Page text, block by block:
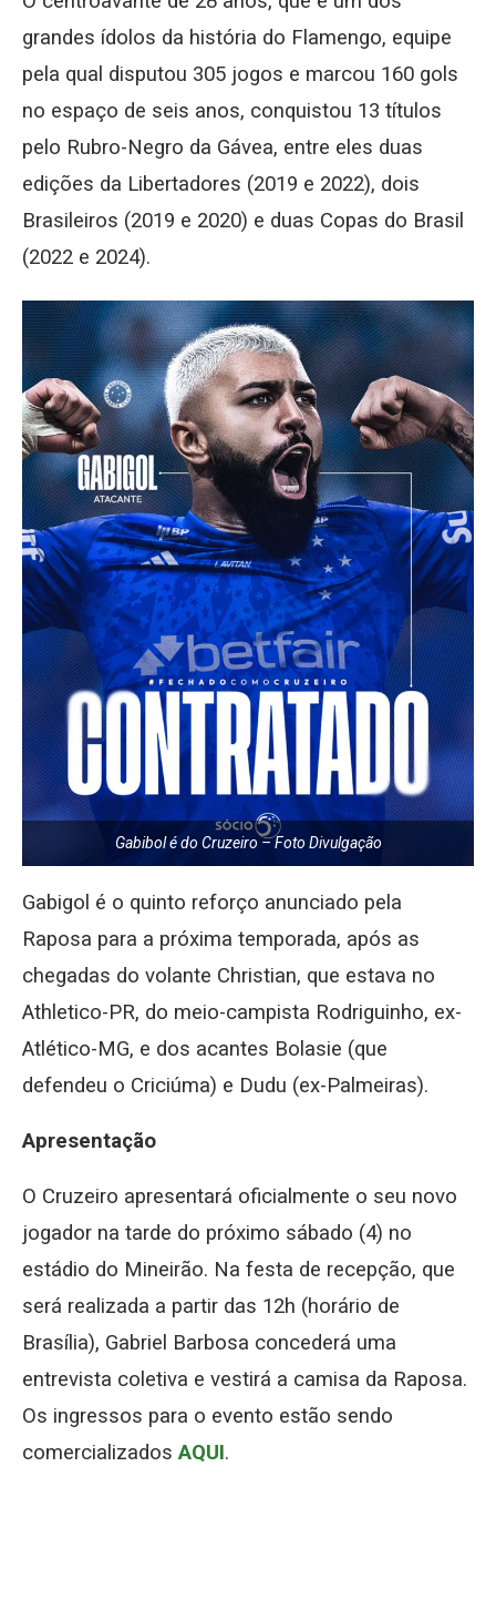
grandes ídolos da história do Flamengo, equipe
pela qual disputou 305 jogos e marcou 160 gols
no espaço de seis anos, conquistou 13 títulos
pelo Rubro-Negro da Gávea, entre eles duas
edições da Libertadores (2019 e 2022), dois
Brasileiros (2019 e 2020) e duas Copas do Brasil
(2022 e 2024).
Gabibol é do Cruzeiro – Foto Divulgação
Gabigol é o quinto reforço anunciado pela
Raposa para a próxima temporada, após as
chegadas do volante Christian, que estava no
Athletico-PR, do meio-campista Rodriguinho, ex-
Atlético-MG, e dos acantes Bolasie (que
defendeu o Criciúma) e Dudu (ex-Palmeiras).
Apresentação
O Cruzeiro apresentará oficialmente o seu novo
jogador na tarde do próximo sábado (4) no
estádio do Mineirão. Na festa de recepção, que
será realizada a partir das 12h (horário de
Brasília), Gabriel Barbosa concederá uma
entrevista coletiva e vestirá a camisa da Raposa.
Os ingressos para o evento estão sendo
comercializadosAQUI.